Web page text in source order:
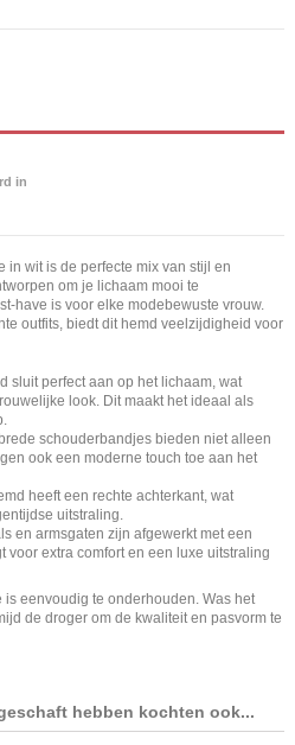
in
in wit is de perfecte mix van stijl en
om je lichaam mooi te
have is voor elke modebewuste vrouw.
outfits, biedt dit hemd veelzijdigheid voor
sluit perfect aan op het lichaam, wat
look. Dit maakt het ideaal als
schouderbandjes bieden niet alleen
ook een moderne touch toe aan het
heeft een rechte achterkant, wat
uitstraling.
en armsgaten zijn afgewerkt met een
voor extra comfort en een luxe uitstraling
eenvoudig te onderhouden. Was het
de droger om de kwaliteit en pasvorm te
hebben kochten ook...